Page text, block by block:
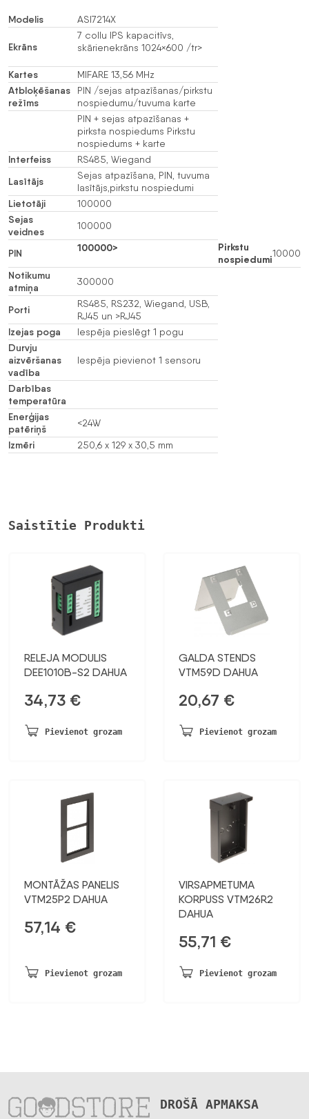
Modelis ASI7214X
Ekrāns
7 collu IPS kapacitīvs,
skārienekrāns 1024×600 /tr>
Kartes MIFARE 13,56 MHz
Atbloķēšanas
režīms
PIN /sejas atpazīšanas/pirkstu
nospiedumu/tuvuma karte
PIN + sejas atpazīšanas +
pirksta nospiedums Pirkstu
nospiedums + karte
Interfeiss RS485, Wiegand
Lasītājs
Sejas atpazīšana, PIN, tuvuma
lasītājs,pirkstu nospiedumi
Lietotāji 100000
Sejas
veidnes
100000
PIN 100000>
Pirkstu
nospiedumi10000
Notikumu
atmiņa
300000
Porti
RS485, RS232, Wiegand, USB,
RJ45 un >RJ45
Izejas poga Iespēja pieslēgt 1 pogu
Durvju
aizvēršanas
vadība
Iespēja pievienot 1 sensoru
Darbības
temperatūra
Enerģijas
patēriņš
<24W
Izmēri 250,6 x 129 x 30,5 mm
Saistītie Produkti
RELEJA MODULIS
DEE1010B-S2 DAHUA
34,73 €
Pievienot grozam
GALDA STENDS
VTM59D DAHUA
20,67 €
Pievienot grozam
MONTĀŽAS PANELIS
VTM25P2 DAHUA
57,14 €
Pievienot grozam
VIRSAPMETUMA
KORPUSS VTM26R2
DAHUA
55,71 €
Pievienot grozam
DROŠĀ APMAKSA